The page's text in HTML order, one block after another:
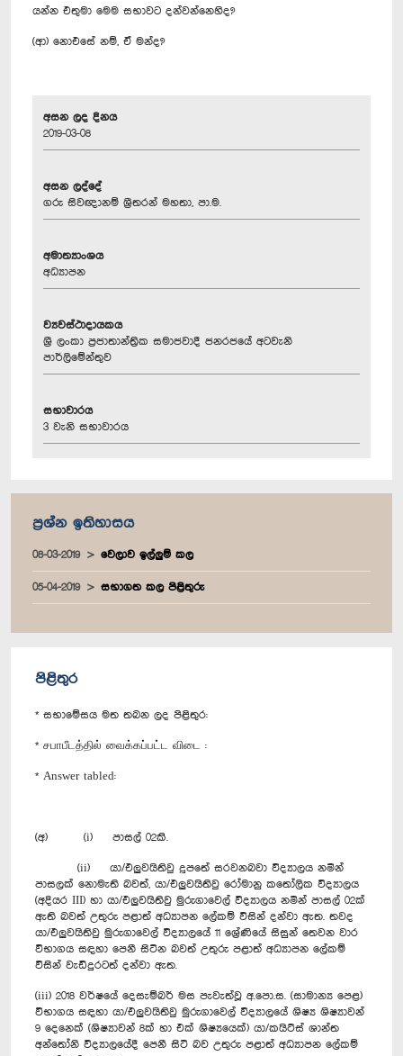
යන්න එතුමා මෙම සභාවට දන්වන්නෙහිද?
(ආ) නොඑසේ නම්, ඒ මන්ද?
අසන ලද දිනය
2019-03-08
අසන ලද්දේ
ගරු සිවඥානම් ශ්‍රීතරන් මහතා, පා.ම.
අමාත්‍යාංශය
අධ්‍යාපන
ව්‍යවස්ථාදායකය
ශ්‍රී ලංකා ප්‍රජාතාන්ත්‍රික සමාජවාදී ජනරජයේ අටවැනි
පාර්ලිමේන්තුව
සභාවාරය
3 වැනි සභාවාරය
ප්‍රශ්න ඉතිහාසය
08-03-2019 වෙලාව ඉල්ලුම් කල
05-04-2019 සභාගත කල පිළිතුරු
පිළිතුර
* සභාමේසය මත තබන ලද පිළිතුර:
* சபாபீடத்தில் வைக்கப்பட்ட விடை :
* Answer tabled:
(අ) (i) පාසල් 02කි.
(ii) යා/එලුවයිතිවු දූපතේ සරවනබවා විද්‍යාලය නමින්
පාසලක් නොමැති බවත්, යා/එලුවයිතිවු රෝමානු කතෝලික විද්‍යාලය
(අදියර III) හා යා/එලුවයිතිවු මුරුගාවෙල් විද්‍යාලය නමින් පාසල් 02ක්
ඇති බවත් උතුරු පළාත් අධ්‍යාපන ලේකම් විසින් දන්වා ඇත. තවද
යා/එලුවයිතිවු මුරුගාවෙල් විද්‍යාලයේ 11 ශ්‍රේණියේ සිසුන් තෙවන වාර
විභාගය සඳහා පෙනී සිටින බවත් උතුරු පළාත් අධ්‍යාපන ලේකම්
විසින් වැඩිදුරටත් දන්වා ඇත.
(iii) 2018 වර්ෂයේ දෙසැම්බර් මස පැවැත්වූ අ.පො.ස. (සාමාන්‍ය පෙළ)
විභාගය සඳහා යා/එලුවයිතිවු මුරුගාවෙල් විද්‍යාලයේ ශිෂ්‍ය ශිෂ්‍යාවන්
9 දෙනෙක් (ශිෂ්‍යාවන් 8ක් හා එක් ශිෂ්‍යයෙක්) යා/කයිට්ස් ශාන්ත
අන්තෝනි විද්‍යාලයේදී පෙනී සිටි බව උතුරු පළාත් අධ්‍යාපන ලේකම්